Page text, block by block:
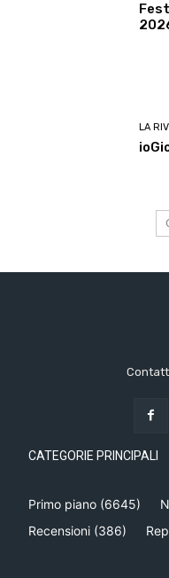
LA
CATEGORIE PRINCIPALI
Primo piano (6645)
Recensioni (386)